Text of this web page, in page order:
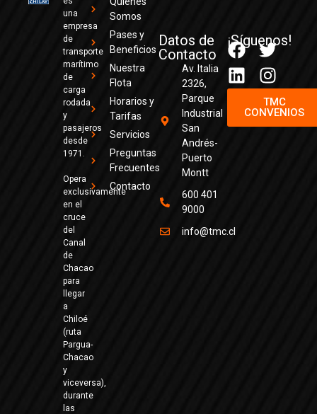
una
empresa
de
transporte
marítimo
de
carga
rodada
y
pasajeros
desde
1971.
Opera
exclusivamente
en el
cruce
del
Canal
de
Chacao
para
llegar
a
Chiloé
(ruta
Pargua-
Chacao
y
viceversa),
durante
las
Somos
Pases y
Beneficios
Nuestra
Flota
Horarios y
Tarifas
Servicios
Preguntas
Frecuentes
Contacto
Datos de
Contacto
Av. Italia
2326,
Parque
Industrial
San
Andrés-
Puerto
Montt
600 401
9000
info@tmc.cl
¡Síguenos!
TMC
CONVENIOS